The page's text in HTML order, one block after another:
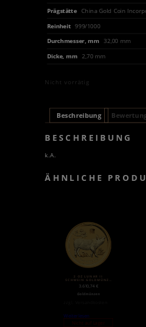
Prägstätte China Gold Coin
Reinheit 999/1000
Durchmesser, mm
32,00 mm
Dicke, mm
2,70 mm
Nicht vorrätig
Beschreibung
BESCHREIBUNG
k.A.
ÄHNLICHE
2 OZ LUNAR II
SCHWEIN GOLDMÜNZE
3.610,74 €
Goldmünzen
Weiterlesen
Nicht auf Lager